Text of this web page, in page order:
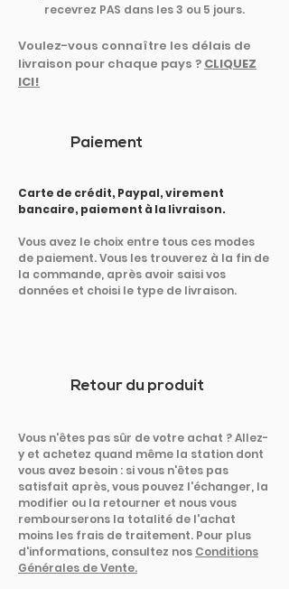
recevrez PAS dans les 3 ou 5 jours.
Voulez-vous connaître les délais de
livraison pour chaque pays ? CLIQUEZ
ICI!
Paiement
Carte de crédit, Paypal, virement
bancaire, paiement à la livraison.
Vous avez le choix entre tous ces modes
de paiement. Vous les trouverez à la fin de
la commande, après avoir saisi vos
données et choisi le type de livraison.
Retour du produit
Vous n'êtes pas sûr de votre achat ? Allez-
y et achetez quand même la station dont
vous avez besoin : si vous n'êtes pas
satisfait après, vous pouvez l'échanger, la
modifier ou la retourner et nous vous
rembourserons la totalité de l'achat
moins les frais de traitement. Pour plus
d'informations, consultez nos Conditions
Générales de Vente.